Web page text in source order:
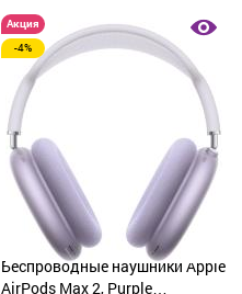
Акция
-4%
Беспроводные наушники Apple
AirPods Max 2, Purple